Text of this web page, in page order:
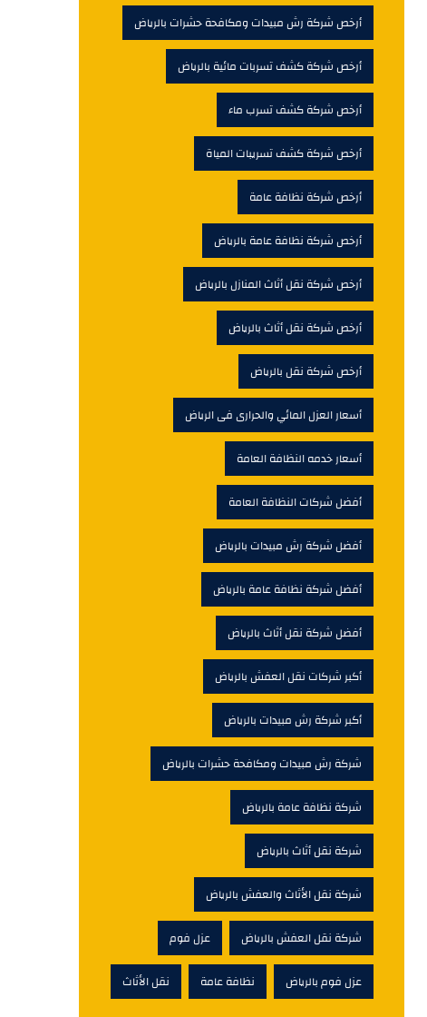
أرخص شركة رش مبيدات ومكافحة حشرات بالرياض
أرخص شركة كشف تسربات مائية بالرياض
أرخص شركة كشف تسرب ماء
أرخص شركة كشف تسريبات المياة
أرخص شركة نظافة عامة
أرخص شركة نظافة عامة بالرياض
أرخص شركة نقل أثاث المنازل بالرياض
أرخص شركة نقل أثاث بالرياض
أرخص شركة نقل بالرياض
أسعار العزل المائي والحرارى فى الرياض
أسعار خدمه النظافة العامة
أفضل شركات النظافة العامة
أفضل شركة رش مبيدات بالرياض
أفضل شركة نظافة عامة بالرياض
أفضل شركة نقل أثاث بالرياض
أكبر شركات نقل العفش بالرياض
أكبر شركة رش مبيدات بالرياض
شركة رش مبيدات ومكافحة حشرات بالرياض
شركة نظافة عامة بالرياض
شركة نقل أثاث بالرياض
شركة نقل الأثاث والعفش بالرياض
شركة نقل العفش بالرياض عزل فوم
عزل فوم بالرياض نظافة عامة نقل الأثاث